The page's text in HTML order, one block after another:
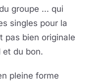
groupe ... qui
singles pour la
pas bien originale
et du bon.
pleine forme